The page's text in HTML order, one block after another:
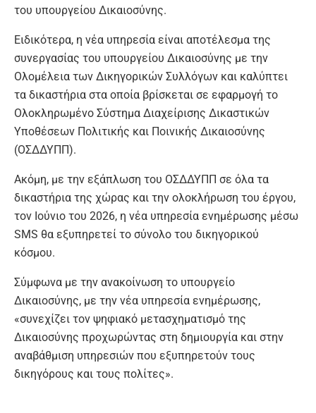
του υπουργείου Δικαιοσύνης.
Ειδικότερα, η νέα υπηρεσία είναι αποτέλεσμα της
συνεργασίας του υπουργείου Δικαιοσύνης με την
Ολομέλεια των Δικηγορικών Συλλόγων και καλύπτει
τα δικαστήρια στα οποία βρίσκεται σε εφαρμογή το
Ολοκληρωμένο Σύστημα Διαχείρισης Δικαστικών
Υποθέσεων Πολιτικής και Ποινικής Δικαιοσύνης
(ΟΣΔΔΥΠΠ).
Ακόμη, με την εξάπλωση του ΟΣΔΔΥΠΠ σε όλα τα
δικαστήρια της χώρας και την ολοκλήρωση του έργου,
τον Ιούνιο του 2026, η νέα υπηρεσία ενημέρωσης μέσω
SMS θα εξυπηρετεί το σύνολο του δικηγορικού
κόσμου.
Σύμφωνα με την ανακοίνωση το υπουργείο
Δικαιοσύνης, με την νέα υπηρεσία ενημέρωσης,
«συνεχίζει τον ψηφιακό μετασχηματισμό της
Δικαιοσύνης προχωρώντας στη δημιουργία και στην
αναβάθμιση υπηρεσιών που εξυπηρετούν τους
δικηγόρους και τους πολίτες».